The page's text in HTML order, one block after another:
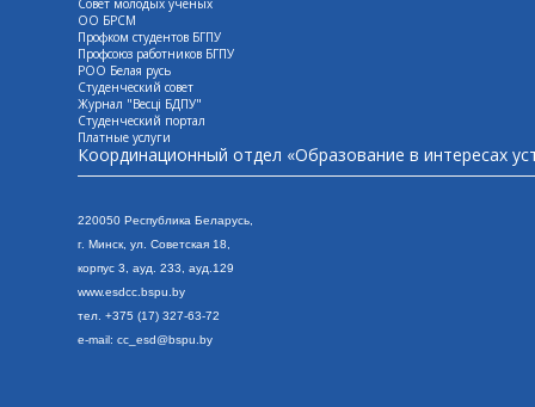
Совет молодых ученых
ОО БРСМ
Профком студентов БГПУ
Профсоюз работников БГПУ
РОО Белая русь
Студенческий совет
Журнал "Весцi БДПУ"
Студенческий портал
Платные услуги
Координационный отдел «Образование в интересах
220050 Республика Беларусь,
г. Минск, ул. Советская 18,
корпус 3, ауд. 233, ауд.129
www.esdcc.bspu.by
тел. +375 (17) 327-63-72
e-mail: cc_esd@bspu.by